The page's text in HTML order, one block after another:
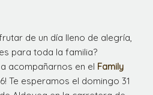
de un día lleno de alegría,
para toda la familia?
acompañarnos en el Family
Te esperamos el domingo 31